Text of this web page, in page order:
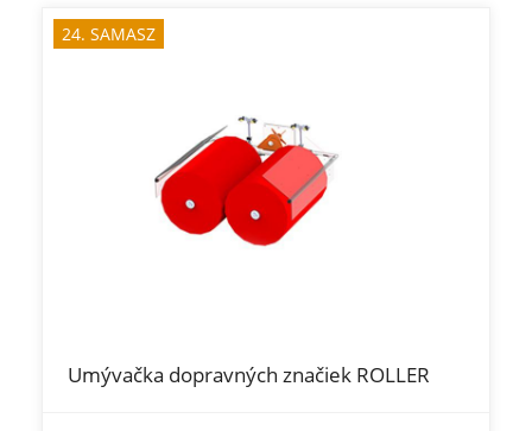
24. SAMASZ
Umývačka dopravných značiek ROLLER